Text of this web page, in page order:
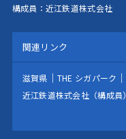
構成員： 近江鉄道株式会社
関連リンク
滋賀県 THE シガパーク
近江鉄道株式会社（構成員）